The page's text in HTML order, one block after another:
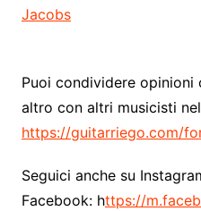
Jacobs
Puoi condividere opinioni
altro con altri musicisti
https://guitarriego.com/
Seguici anche su
Facebook: https://